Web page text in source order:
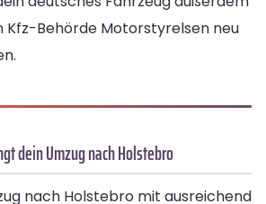
Kfz-Behörde Motorstyrelsen neu
dein Umzug nach Holstebro
nach Holstebro mit ausreichend